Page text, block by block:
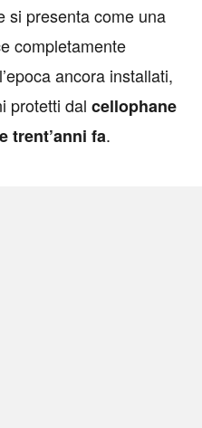
si presenta come una
completamente
ancora installati,
protetti dal cellophane
trent’anni fa.